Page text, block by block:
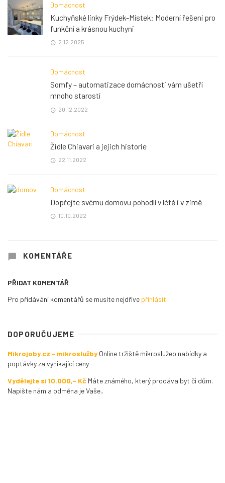
Domácnost
Kuchyňské linky Frýdek-Místek: Moderní řešení pro
funkční a krásnou kuchyni
2.12.2025
Domácnost
Somfy – automatizace domácnosti vám ušetří
mnoho starostí
20.12.2022
Domácnost
Židle Chiavari a jejich historie
22.11.2022
Domácnost
Dopřejte svému domovu pohodlí v létě i v zimě
10.10.2022
KOMENTÁŘE
PŘIDAT KOMENTÁŘ
Pro přidávání komentářů se musíte nejdříve přihlásit.
DOPORUČUJEME
Mikrojoby.cz - mikroslužby Online tržiště mikroslužeb nabídky a
poptávky za vynikající ceny
Vydělejte si 10.000,- Kč Máte známého, který prodáva byt či dům.
Napište nám a odměna je Vaše..